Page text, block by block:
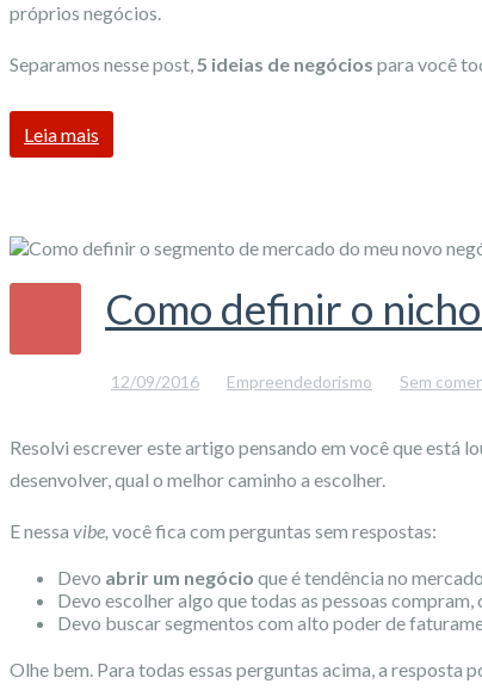
próprios negócios.
Separamos nesse post,5 ideias de negócios para você
Leia mais
Como definir o
12/09/2016 Empreendedorismo Sem
Resolvi escrever este artigo pensando em você que está
desenvolver, qual o melhor caminho a escolher.
E nessa vibe, você fica com perguntas sem respostas:
Devo abrir um negócio que é tendência no
Devo escolher algo que todas as pessoas
Devo buscar segmentos com alto poder de
Olhe bem. Para todas essas perguntas acima, a resposta